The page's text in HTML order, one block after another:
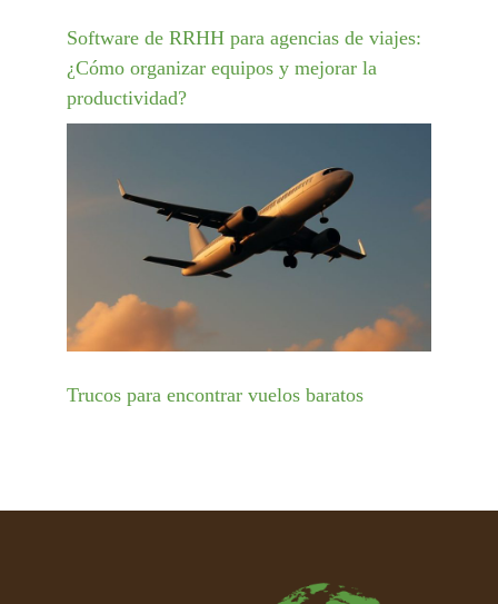
Software de RRHH para agencias de viajes:
¿Cómo organizar equipos y mejorar la
productividad?
Trucos para encontrar vuelos baratos